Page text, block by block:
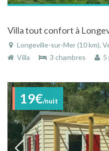
Longeville-sur-Mer (10 km),
Villa
3 chambres 5
19€/nuit